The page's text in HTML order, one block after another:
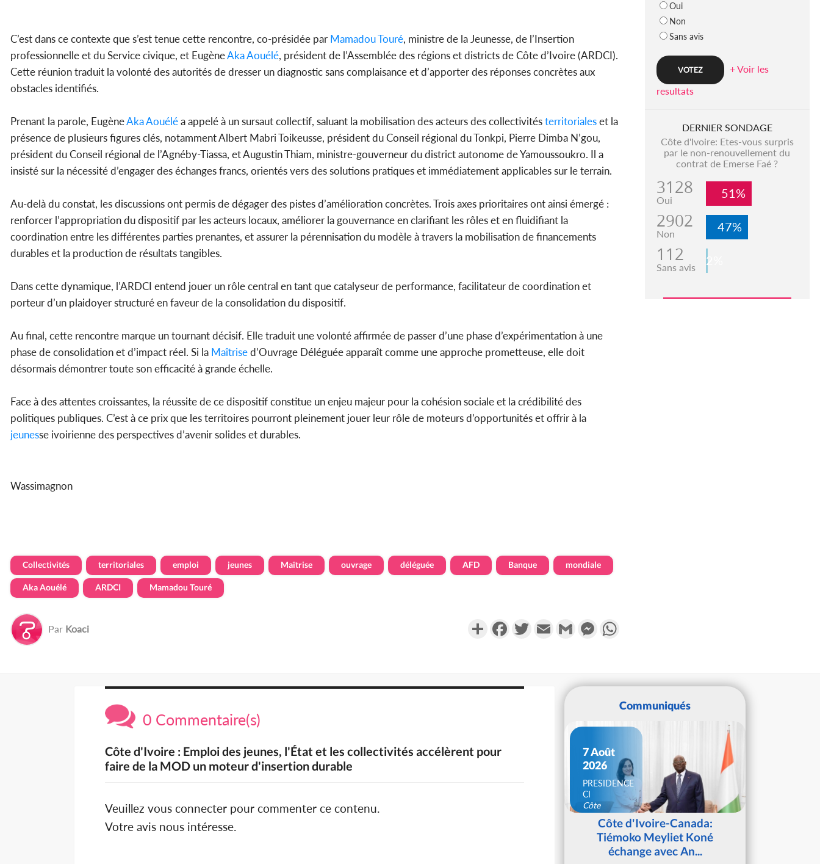
C’est dans ce contexte que s’est tenue cette rencontre, co-présidée par Mamadou Touré, ministre de la Jeunesse, de l’Insertion
professionnelle et du Service civique, et EugèneAka Aouélé, président de l’Assemblée des régions et districts de Côte d’Ivoire (ARDCI).
Cette réunion traduit la volonté des autorités de dresser un diagnostic sans complaisance et d’apporter des réponses concrètes aux
obstacles identifiés.
Prenant la parole, EugèneAka Aouéléa appelé à un sursaut collectif, saluant la mobilisation des acteurs des collectivitésterritorialeset la
présence de plusieurs figures clés, notamment Albert Mabri Toikeusse, président du Conseil régional du Tonkpi, Pierre Dimba N’gou,
président du Conseil régional de l’Agnéby-Tiassa, et Augustin Thiam, ministre-gouverneur du district autonome de Yamoussoukro. Il a
insisté sur la nécessité d’engager des échanges francs, orientés vers des solutions pratiques et immédiatement applicables sur le terrain.
Au-delà du constat, les discussions ont permis de dégager des pistes d’amélioration concrètes. Trois axes prioritaires ont ainsi émergé :
renforcer l’appropriation du dispositif par les acteurs locaux, améliorer la gouvernance en clarifiant les rôles et en fluidifiant la
coordination entre les différentes parties prenantes, et assurer la pérennisation du modèle à travers la mobilisation de financements
durables et la production de résultats tangibles.
Dans cette dynamique, l’ARDCI entend jouer un rôle central en tant que catalyseur de performance, facilitateur de coordination et
porteur d’un plaidoyer structuré en faveur de la consolidation du dispositif.
Au final, cette rencontre marque un tournant décisif. Elle traduit une volonté affirmée de passer d’une phase d’expérimentation à une
phase de consolidation et d’impact réel. Si la Maîtrised’Ouvrage Déléguée apparaît comme une approche prometteuse, elle doit
désormais démontrer toute son efficacité à grande échelle.
Face à des attentes croissantes, la réussite de ce dispositif constitue un enjeu majeur pour la cohésion sociale et la crédibilité des
politiques publiques. C’est à ce prix que les territoires pourront pleinement jouer leur rôle de moteurs d’opportunités et offrir à la
jeunesse ivoirienne des perspectives d’avenir solides et durables.
Wassimagnon
Collectivités territoriales emploi jeunes Maîtrise ouvrage déléguée AFD Banque mondiale
Aka Aouélé ARDCI Mamadou Touré
Par Koaci PartagerFacebookTwitterEmail Gmail Messenger
Oui
Non
Sans avis
+ Voir les
resultats
DERNIER SONDAGE
Côte d'Ivoire: Etes-vous surpris
par le non-renouvellement du
contrat de Emerse Faé ?
3128
Oui 51%
2902
Non 47%
112
Sans avis 2%
0 Commentaire(s)
Côte d'Ivoire : Emploi des jeunes, l'État et les collectivités accélèrent pour
faire de la MOD un moteur d'insertion durable
Veuillez vous connecter pour commenter ce contenu.
Votre avis nous intéresse.
Communiqués
7 Août
2026
PRESIDENCE
CI
Côte
d'IvoireCôte d'Ivoire-Canada:
Tiémoko Meyliet Koné
échange avec An...